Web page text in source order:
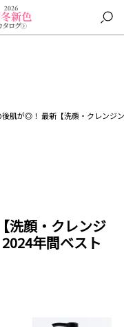
肌が◎！ 最新【洗顔・クレンジ
洗顔・クレンジ
年間ベスト